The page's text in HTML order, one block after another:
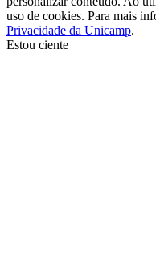
uso de cookies. Para mais
Privacidade da Unicamp.
Estou ciente